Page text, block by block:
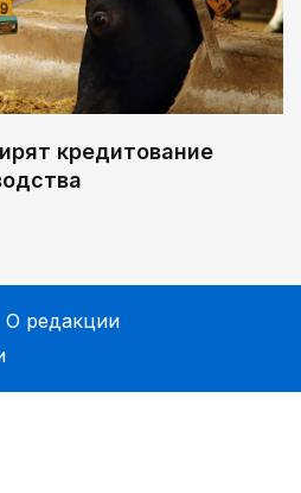
кредитование
О редакции